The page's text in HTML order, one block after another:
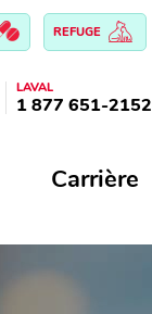
REFUGE
LAVAL
1 877 651-2152
Carrière